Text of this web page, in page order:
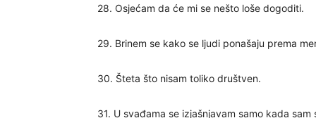
28. Osjećam da će mi se nešto loše dogoditi.
29. Brinem se kako se ljudi ponašaju prema
30. Šteta što nisam toliko društven.
31. U svađama se izjašnjavam samo kada